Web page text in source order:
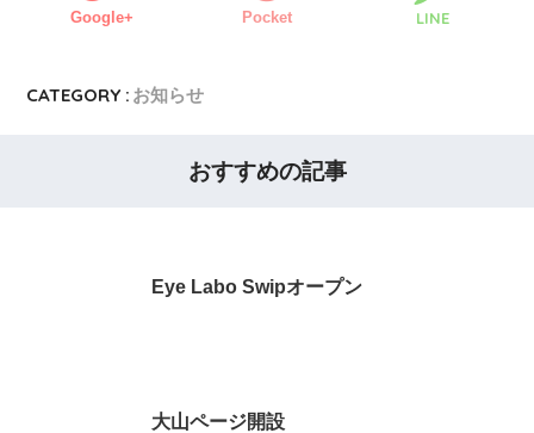
Google+ Pocket LINE
CATEGORY : お知らせ
おすすめの記事
Eye Labo Swipオープン
大山ページ開設